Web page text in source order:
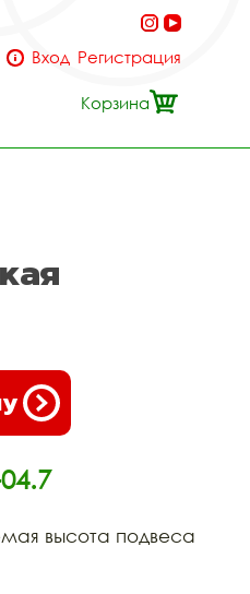
Вход Регистрация
Корзина
высота подвеса